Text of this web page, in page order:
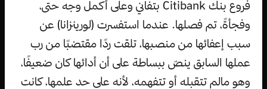
فروع بنك Citibank بتفاني وعلى أكمل وجه حتى،
وفجأةً، تم فصلها. عندما استفسرت (لورينزانا) عن
سبب إعفائها من منصبها، تلقت ردًا مقتضبًا من رب
عملها السابق ينصّ ببساطة على أن أدائها كان ضعيفًا،
وهو مالم تتقبله أو تتفهمه، لأنه على حد علمها، كانت